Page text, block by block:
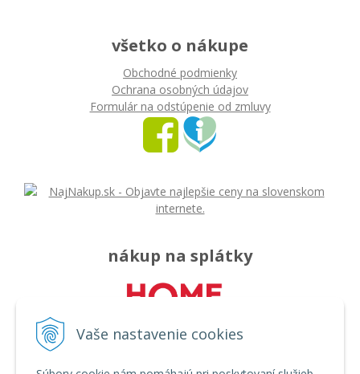
Vaše nastavenie cookies
všetko o nákupe
Obchodné podmienky
Ochrana osobných údajov
Formulár na odstúpenie od zmluvy
nákup na splátky